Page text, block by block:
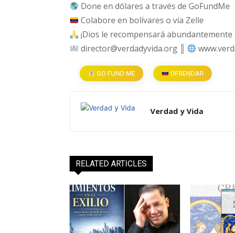
Done en dólares a través de GoFundMe
Colabore en bolívares o vía Zelle
¡Dios le recompensará
director@verdadyvida.org ║
GO FUND ME OFRENDAR
Verdad y Vida
RELATED ARTICLES